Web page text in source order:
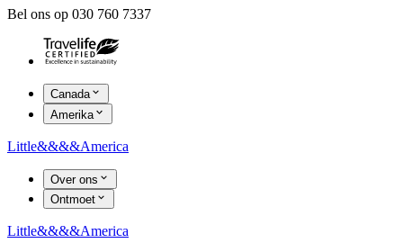
Bel ons op 030 760 7337
Canada
Amerika
Little&&&&America
Over ons
Ontmoet
Little&&&&America